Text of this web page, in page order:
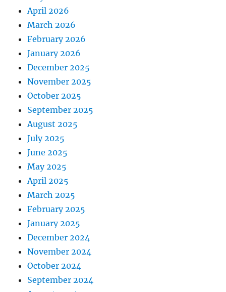
April 2026
March 2026
February 2026
January 2026
December 2025
November 2025
October 2025
September 2025
August 2025
July 2025
June 2025
May 2025
April 2025
March 2025
February 2025
January 2025
December 2024
November 2024
October 2024
September 2024